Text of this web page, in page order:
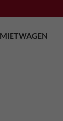
MIETWAGEN